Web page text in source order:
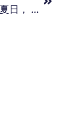
迎接炎热夏日， FENDI 把西班牙 Puente Romano 海滩度假村 La Plaza 广场打造全新 FENDI 限定店。